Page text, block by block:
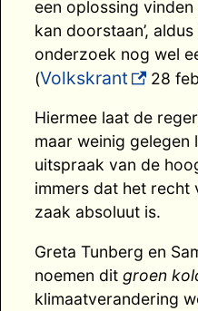
een oplossing
kan doorstaan’,
onderzoek nog wel
(Volkskrant 28
Hiermee laat de
maar weinig gelegen
uitspraak van de
immers dat het recht
zaak absoluut is.
Greta Tunberg en
noemen dit groen
klimaatverandering